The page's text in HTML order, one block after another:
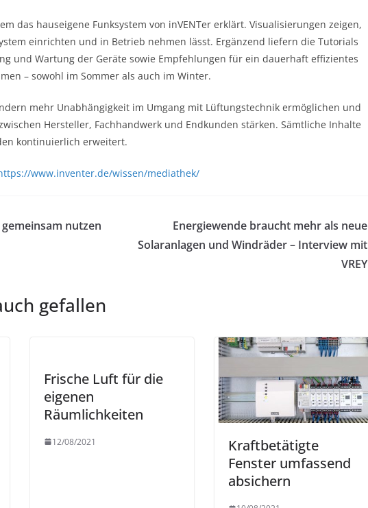
das hauseigene Funksystem von inVENTer erklärt. Visualisierungen zeigen,
einrichten und in Betrieb nehmen lässt. Ergänzend liefern die Tutorials
und Wartung der Geräte sowie Empfehlungen für ein dauerhaft effizientes
– sowohl im Sommer als auch im Winter.
mehr Unabhängigkeit im Umgang mit Lüftungstechnik ermöglichen und
Hersteller, Fachhandwerk und Endkunden stärken. Sämtliche Inhalte
kontinuierlich erweitert.
www.inventer.de/wissen/mediathek/
nutzen
Energiewende braucht mehr als neue
Solaranlagen und Windräder – Interview mit
VREY
gefallen
Frische Luft für die
eigenen
Räumlichkeiten
12/08/2021
Kraftbetätigte
Fenster umfassend
absichern